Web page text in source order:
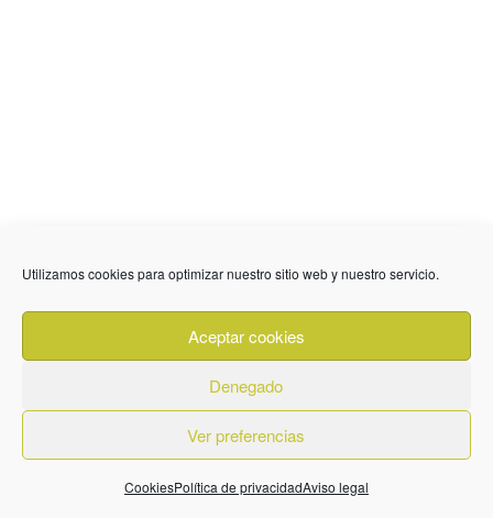
Utilizamos cookies para optimizar nuestro sitio web y nuestro servicio.
Aceptar cookies
Denegado
Ver preferencias
CookiesPolítica de privacidadAviso legal